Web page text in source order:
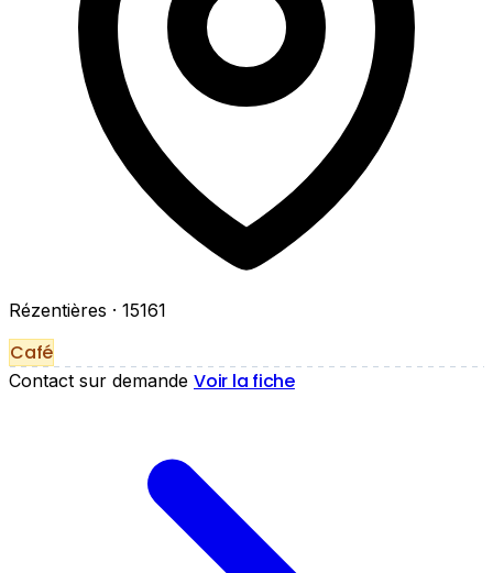
Rézentières · 15161
Café
Contact sur demande Voir la fiche